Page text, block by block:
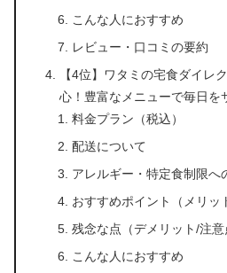
こんな人におすすめ
レビュー・口コミの要約
【4位】ワタミの宅食ダイレ
心！豊富なメニューで毎日を
料金プラン（税込）
配送について
アレルギー・特定食制限へ
おすすめポイント（メリッ
残念な点（デメリット/注意
こんな人におすすめ